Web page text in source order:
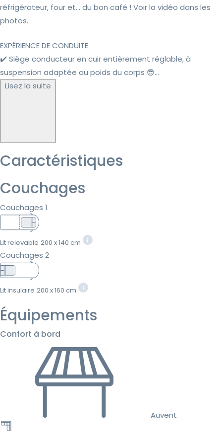
réfrigérateur, four et… du bon café ! Voir la vidéo dans les
photos.
EXPÉRIENCE DE CONDUITE
✔️ Siège conducteur en cuir entièrement réglable, à
suspension adaptée au poids du corps 😎...
Lisez la suite
Caractéristiques
Couchages
Couchages 1
Lit relevable 200 x 140 cm
Couchages 2
Lit insulaire 200 x 160 cm
Équipements
Confort à bord
Auvent